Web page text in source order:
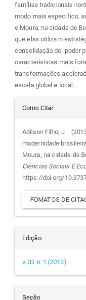
famílias tradicionais
modo mais especifico,
e Moura, na cidade de
que elas utilizam
consolidação do poder
características mais
transformações
escala global e local.
do
artigo
Como Citar
Adilson Filho, J. .
modernidade
Moura, na cidade de
Ciências Sociais E
https://doi.org/
FOMATOS DE
Edição
v. 33 n. 1 (2013)
Seção